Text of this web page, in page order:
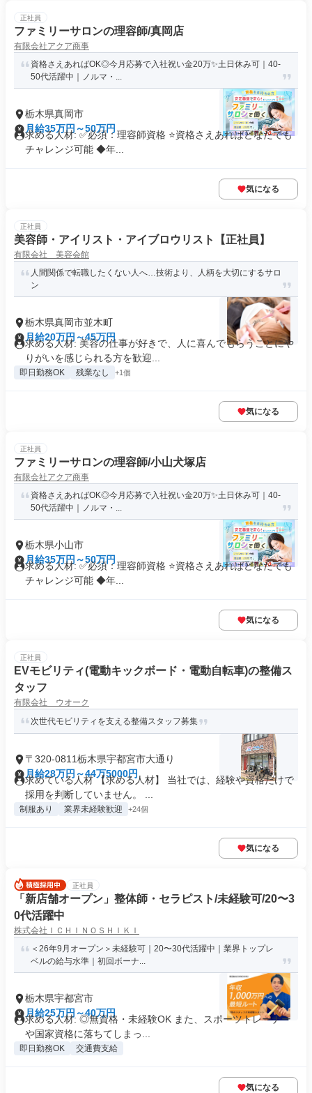
正社員
ファミリーサロンの理容師/真岡店
有限会社アクア商事
資格さえあればOK◎今月応募で入社祝い金20万✨️土日休み可｜40-
50代活躍中｜ノルマ・...
栃木県真岡市
月給35万円～50万円
求める人材: ✅必須：理容師資格 ⭐️資格さえあればどなたでも
チャレンジ可能 ◆年...
気になる
正社員
美容師・アイリスト・アイブロウリスト【正社員】
有限会社 美容会館
人間関係で転職したくない人へ…技術より、人柄を大切にするサロ
ン
栃木県真岡市並木町
月給20万円～45万円
求める人材: 美容の仕事が好きで、人に喜んでもらうことにや
りがいを感じられる方を歓迎...
即日勤務OK 残業なし +1個
気になる
正社員
ファミリーサロンの理容師/小山犬塚店
有限会社アクア商事
資格さえあればOK◎今月応募で入社祝い金20万✨️土日休み可｜40-
50代活躍中｜ノルマ・...
栃木県小山市
月給35万円～50万円
求める人材: ✅必須：理容師資格 ⭐️資格さえあればどなたでも
チャレンジ可能 ◆年...
気になる
正社員
EVモビリティ(電動キックボード・電動自転車)の整備ス
タッフ
有限会社 ウオーク
次世代モビリティを支える整備スタッフ募集
〒320-0811栃木県宇都宮市大通り
月給28万円～44万5000円
求めている人材 【求める人材】 当社では、経験や資格だけで
採用を判断していません。 ...
制服あり 業界未経験歓迎 +24個
気になる
正社員
「新店舗オープン」整体師・セラピスト/未経験可/20〜3
0代活躍中
株式会社ＩＣＨＩＮＯＳＨＩＫＩ
＜26年9月オープン＞未経験可｜20〜30代活躍中｜業界トップレ
ベルの給与水準｜初回ボーナ...
栃木県宇都宮市
月給25万円～40万円
求める人材: ◎無資格・未経験OK また、スポーツトレーナー
や国家資格に落ちてしまっ...
即日勤務OK 交通費支給
気になる